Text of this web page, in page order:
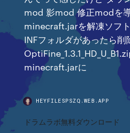
mod 影mod 修正modを
minecraft.jarを解凍ソフ
INFフォルダがあったら削
minecraft.jarに
HEYFILESPSZQ.WEB.APP
ドラムラボ無料ダウンロード